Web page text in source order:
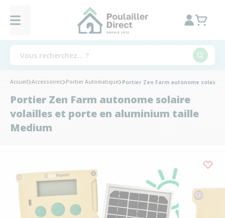
Accueil Accessoires Portier Automatique Portier Zen Farm autonome solaire
Portier Zen Farm autonome solaire
volailles et porte en aluminium taille
Medium